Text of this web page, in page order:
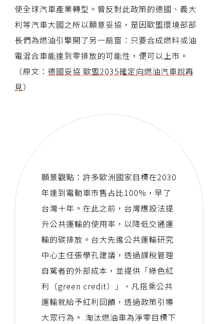
使全球汽車產業轉型。曾反對此政策的德國、義大
利等汽車大國之所以願意妥協，是因歐盟環境部部
長們為燃油引擎開了另一扇窗：只要合成燃料或油
電混合車能達到零排放的可能性，便可以上市。
（原文： 德國妥協 歐盟2035確定向燃油汽車說再
見）
願景觀點：許多歐洲國家目標在2030
年達到電動車市售占比100%，早了
台灣十年。在此之前，台灣應設法提
升公共運輸的使用率，以降低交通運
輸的碳排放。台大先進公共運輸研究
中心主任張學孔建議，透過課稅管理
自駕者的外部成本，並提供「綠色紅
利（green credit）」，凡搭乘公共
運輸就給予紅利回饋，透過政策引導
大眾行為。 淘汰燃油車為淨零目標下